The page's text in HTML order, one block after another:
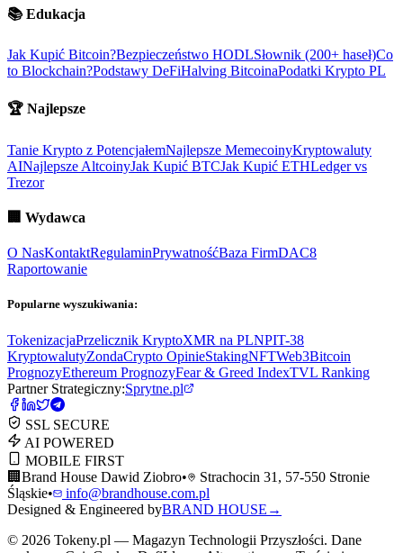
📚 Edukacja
Jak Kupić Bitcoin?Bezpieczeństwo HODLSłownik (200+ haseł)Co
to Blockchain?Podstawy DeFiHalving BitcoinaPodatki Krypto PL
🏆 Najlepsze
Tanie Krypto z PotencjałemNajlepsze MemecoinyKryptowaluty
AINajlepsze AltcoinyJak Kupić BTCJak Kupić ETHLedger vs
Trezor
🏢 Wydawca
O NasKontaktRegulaminPrywatnośćBaza FirmDAC8
Raportowanie
Popularne wyszukiwania:
TokenizacjaPrzelicznik KryptoXMR na PLNPIT-38
KryptowalutyZondaCrypto OpinieStakingNFTWeb3Bitcoin
PrognozyEthereum PrognozyFear & Greed IndexTVL Ranking
Partner Strategiczny:Sprytne.pl
SSL SECURE
AI POWERED
MOBILE FIRST
🏢 Brand House Dawid Ziobro•
Strachocin 31, 57-550 Stronie
Śląskie•
info@brandhouse.com.pl
Designed & Engineered byBRAND HOUSE →
© 2026 Tokeny.pl — Magazyn Technologii Przyszłości. Dane